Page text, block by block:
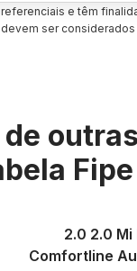
e têm
ser
Fipe
2.0 2.0 Mi
Comfortline